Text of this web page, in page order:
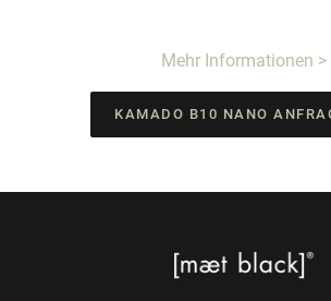
Mehr Informationen >
KAMADO B10 NANO